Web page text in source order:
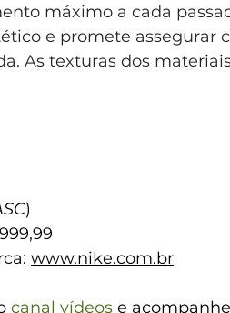
máximo a cada
e promete assegurar
As texturas dos
)
www.nike.com.br
canal vídeos e